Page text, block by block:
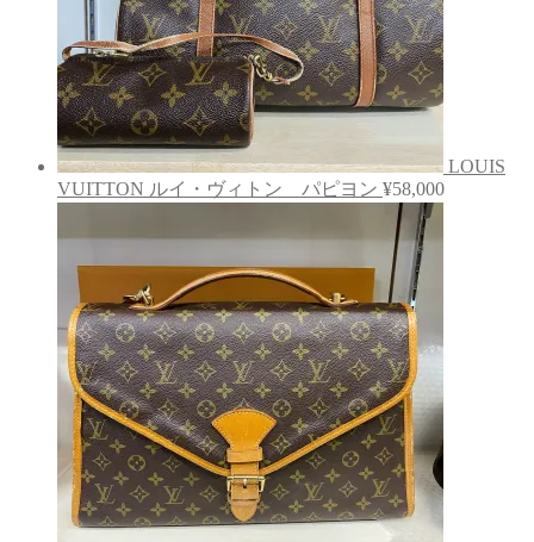
LOUIS
VUITTON ルイ・ヴィトン パピヨン ¥58,000